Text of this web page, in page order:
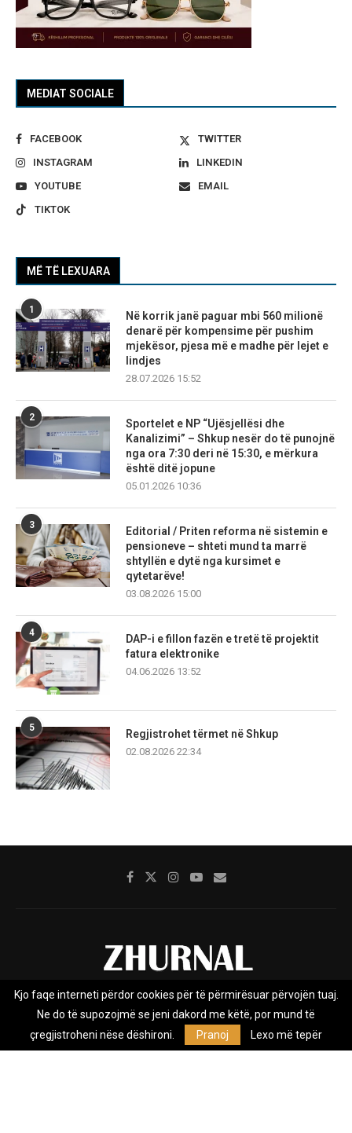
MEDIAT SOCIALE
FACEBOOK
TWITTER
INSTAGRAM
LINKEDIN
YOUTUBE
EMAIL
TIKTOK
MË TË LEXUARA
1
Në korrik janë paguar mbi 560 milionë
denarë për kompensime për pushim
mjekësor, pjesa më e madhe për lejet e
lindjes
28.07.2026 15:52
2
Sportelet e NP “Ujësjellësi dhe
Kanalizimi” – Shkup nesër do të punojnë
nga ora 7:30 deri në 15:30, e mërkura
është ditë jopune
05.01.2026 10:36
3
Editorial / Priten reforma në sistemin e
pensioneve – shteti mund ta marrë
shtyllën e dytë nga kursimet e
qytetarëve!
03.08.2026 15:00
4
DAP-i e fillon fazën e tretë të projektit
fatura elektronike
04.06.2026 13:52
5
Regjistrohet tërmet në Shkup
02.08.2026 22:34
Rreth nesh Impresumi Marketing
Privacy Policy
Zhurnal.mk është Agjenci e Lajmeve e pavarur, e themeluar në vitin
Kjo faqe interneti përdor cookies për të përmirësuar përvojën tuaj.
Ne do të supozojmë se jeni dakord me këtë, por mund të
çregjistroheni nëse dëshironi.
Pranoj Lexo më tepër